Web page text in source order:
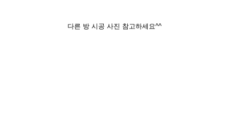
다른 방 시공 사진 참고하세요^^